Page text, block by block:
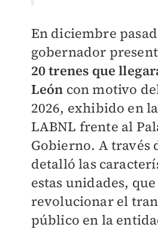
En diciembre
gobernador
20 trenes que
León con motivo
2026, exhibido en
LABNL frente al
Gobierno. A través
detalló las
estas unidades,
revolucionar el
público en la